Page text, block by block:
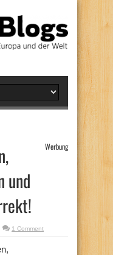
und
Werbung
1 Comment